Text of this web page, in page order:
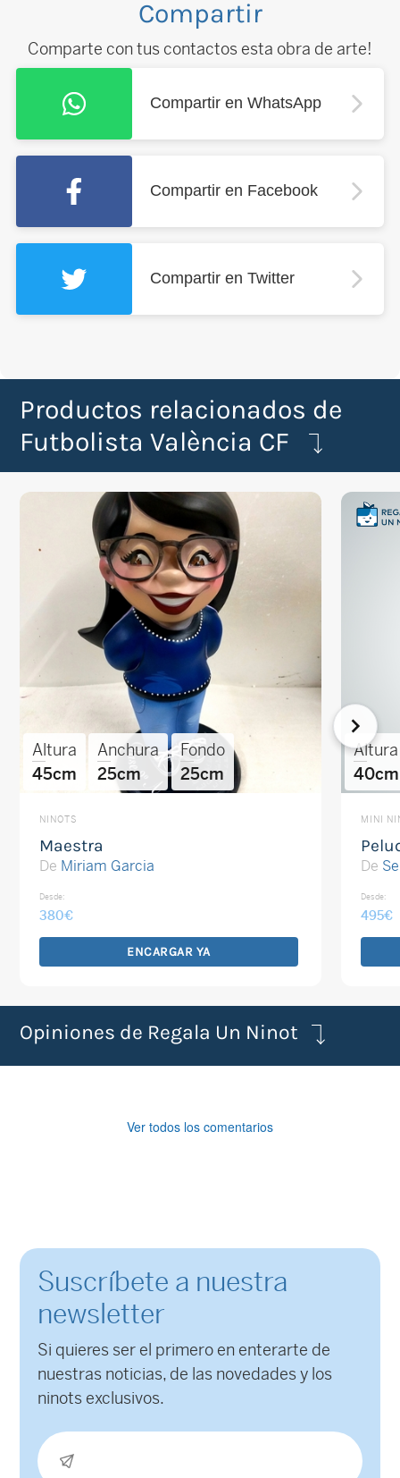
Compartir
Comparte con tus contactos esta obra de arte!
Compartir en WhatsApp
Compartir en Facebook
Compartir en Twitter
Productos relacionados de
Futbolista València CF
Altura
45cm
Anchura
25cm
Fondo
25cm
NINOTS
Maestra
De Miriam Garcia
Desde:
380€
ENCARGAR YA
Altura
40cm
MINI
De
Desde:
495€
Opiniones de Regala Un Ninot
Ver todos los comentarios
Suscríbete a nuestra
newsletter
Si quieres ser el primero en enterarte de
nuestras noticias, de las novedades y los
ninots exclusivos.